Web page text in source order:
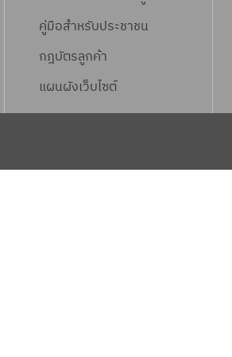
คู่มือสำหรับประชาชน
กฎบัตรลูกค้า
แผนผังเว็บไซต์